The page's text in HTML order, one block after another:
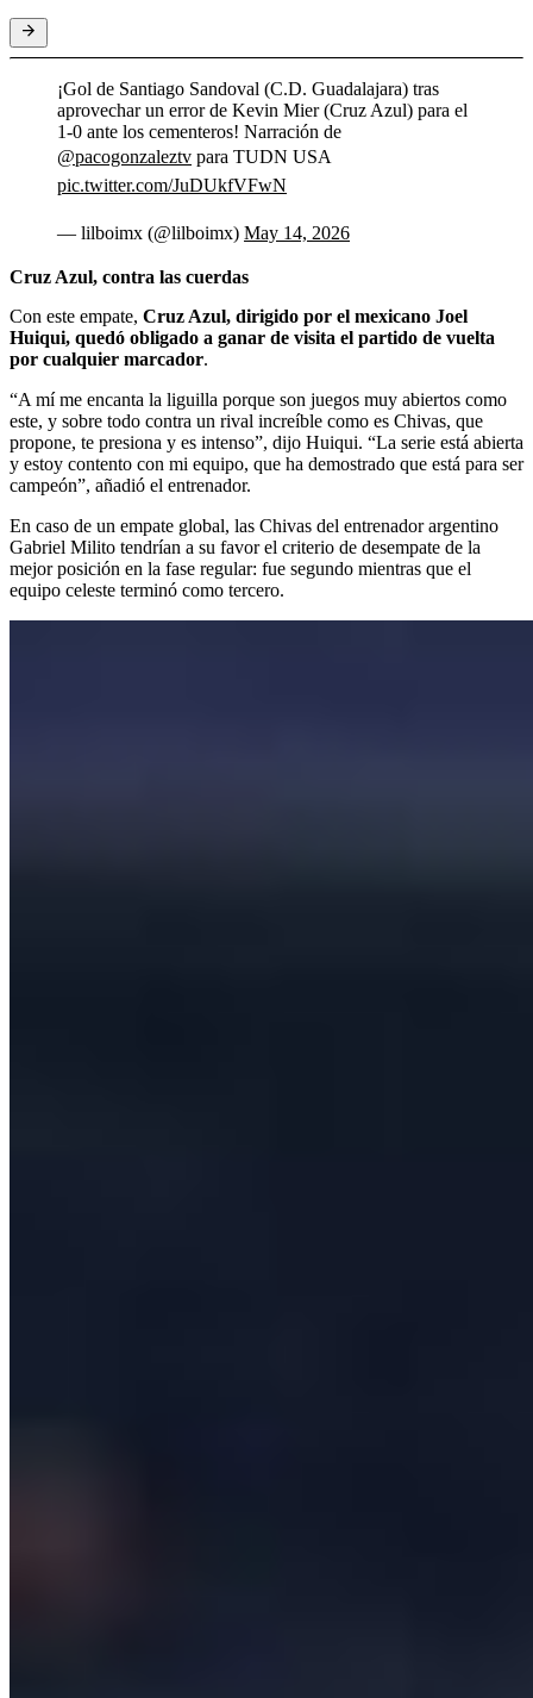
¡Gol de Santiago Sandoval (C.D. Guadalajara) tras
aprovechar un error de Kevin Mier (Cruz Azul) para el
1-0 ante los cementeros! Narración de
@pacogonzaleztv para TUDN USA
pic.twitter.com/JuDUkfVFwN
— lilboimx (@lilboimx) May 14, 2026
Cruz Azul, contra las cuerdas
Con este empate, Cruz Azul, dirigido por el mexicano Joel
Huiqui, quedó obligado a ganar de visita el partido de vuelta
por cualquier marcador.
“A mí me encanta la liguilla porque son juegos muy abiertos como
este, y sobre todo contra un rival increíble como es Chivas, que
propone, te presiona y es intenso”, dijo Huiqui. “La serie está abierta
y estoy contento con mi equipo, que ha demostrado que está para ser
campeón”, añadió el entrenador.
En caso de un empate global, las Chivas del entrenador argentino
Gabriel Milito tendrían a su favor el criterio de desempate de la
mejor posición en la fase regular: fue segundo mientras que el
equipo celeste terminó como tercero.